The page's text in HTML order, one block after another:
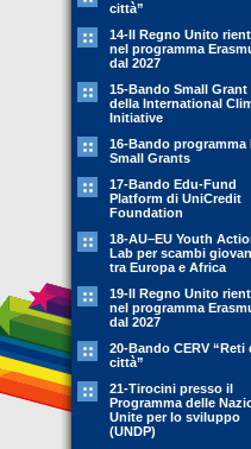
città”
14-Il Regno Unito
nel programma
dal 2027
15-Bando Small Grant
della International
Initiative
16-Bando programma
Small Grants
17-Bando Edu-Fund
Platform di UniCredit
Foundation
18-AU–EU Youth
Lab per scambi
tra Europa e Africa
19-Il Regno Unito
nel programma
dal 2027
20-Bando CERV “Reti
città”
21-Tirocini presso il
Programma delle
Unite per lo sviluppo
(UNDP)